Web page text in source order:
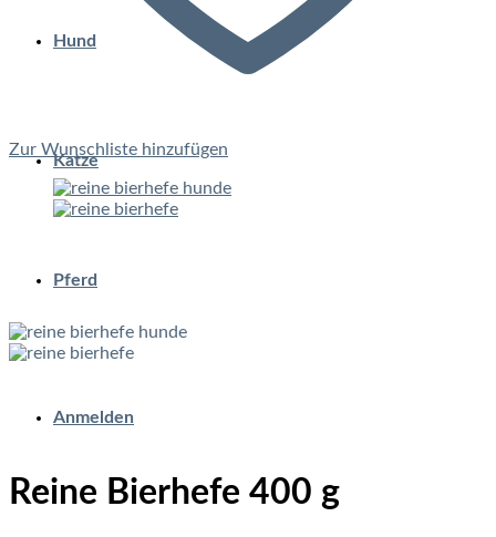
Hund
Katze
Pferd
Anmelden
Zur Wunschliste hinzufügen
Reine Bierhefe 400 g